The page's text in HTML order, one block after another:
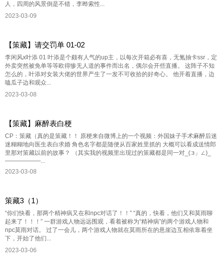
人，四周的风景倒是不错，李晔索性...
2023-03-09
【策藏】请交罚单 01-02
李闲风x叶添 01 叶添是个颇有人气的up主，以每次开箱必有喜，无氪抽卡ssr，定
外卖突然被免单等等欧得惨无人道的事件而出名，偶尔会开些直播。 这阵子不知
怎么的，叶添对女装大佬的世界产生了一发不可收拾的好奇心。 他开着直播，边
嗑瓜子边和观众...
2023-03-08
【策藏】麻醉表白梗
CP：策藏（真的是策藏！！ 原梗来自微博上的一个视频：外国妹子手术麻醉后迷
迷糊糊地向医生表白求婚 角色名字都是随便从百家姓里抓的 大概可以看成送情郎
里那对策藏以前的故事？ （其实我的视频里出现过的策藏都是同一对_(:з」∠)_
——————...
2023-03-08
策藏3（1）
“你们快看，那两个精神病又在和npc对话了！！” “真的，快看，他们又和莫雨聊
起来了！！！” 一群游戏人物远远围观，看着被称为“精神病”的两个游戏人物和
npc莫雨对话。 过了一会儿，两个游戏人物就在莫雨所在的悬崖边互相依靠着坐
下，开始了他们...
2023-03-06